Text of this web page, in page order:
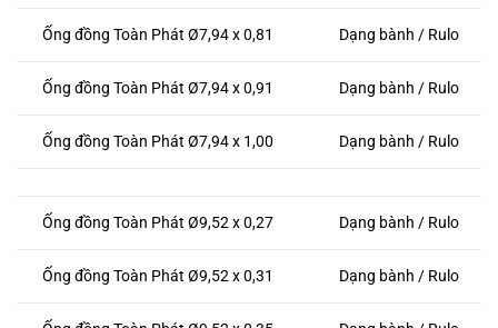
Ống đồng Toàn Phát Ø7,94 x 0,81 Dạng bành / Rulo
Ống đồng Toàn Phát Ø7,94 x 0,91 Dạng bành / Rulo
Ống đồng Toàn Phát Ø7,94 x 1,00 Dạng bành / Rulo
Ống đồng Toàn Phát Ø9,52 x 0,27 Dạng bành / Rulo
Ống đồng Toàn Phát Ø9,52 x 0,31 Dạng bành / Rulo